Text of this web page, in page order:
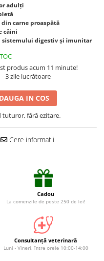
adulți
carne proaspătă
câini
digestiv și imunitar
produs acum 11 minute!
- 3 zile lucrătoare
IN COS
tuturor, fără ezitare.
Cere informatii
Cadou
La comenzile de peste 250 de lei!
Consultanță veterinară
Luni - Vineri, între orele 10:00-14:00